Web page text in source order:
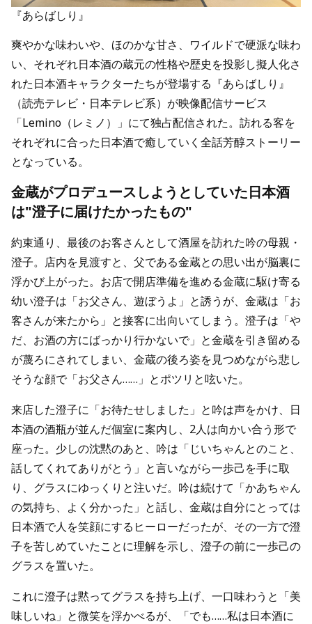
『あらばしり』
爽やかな味わいや、ほのかな甘さ、ワイルドで硬派な味わ
い、それぞれ日本酒の蔵元の性格や歴史を投影し擬人化さ
れた日本酒キャラクターたちが登場する『あらばしり』
（読売テレビ・日本テレビ系）が映像配信サービス
「Lemino（レミノ）」にて独占配信された。訪れる客を
それぞれに合った日本酒で癒していく全話芳醇ストーリー
となっている。
金蔵がプロデュースしようとしていた日本酒
は"澄子に届けたかったもの"
約束通り、最後のお客さんとして酒屋を訪れた吟の母親・
澄子。店内を見渡すと、父である金蔵との思い出が脳裏に
浮かび上がった。お店で開店準備を進める金蔵に駆け寄る
幼い澄子は「お父さん、遊ぼうよ」と誘うが、金蔵は「お
客さんが来たから」と接客に出向いてしまう。澄子は「や
だ、お酒の方にばっかり行かないで」と金蔵を引き留める
が蔑ろにされてしまい、金蔵の後ろ姿を見つめながら悲し
そうな顔で「お父さん……」とポツリと呟いた。
来店した澄子に「お待たせしました」と吟は声をかけ、日
本酒の酒瓶が並んだ個室に案内し、2人は向かい合う形で
座った。少しの沈黙のあと、吟は「じいちゃんとのこと、
話してくれてありがとう」と言いながら一歩己を手に取
り、グラスにゆっくりと注いだ。吟は続けて「かあちゃん
の気持ち、よく分かった」と話し、金蔵は自分にとっては
日本酒で人を笑顔にするヒーローだったが、その一方で澄
子を苦しめていたことに理解を示し、澄子の前に一歩己の
グラスを置いた。
これに澄子は黙ってグラスを持ち上げ、一口味わうと「美
味しいね」と微笑を浮かべるが、「でも……私は日本酒に